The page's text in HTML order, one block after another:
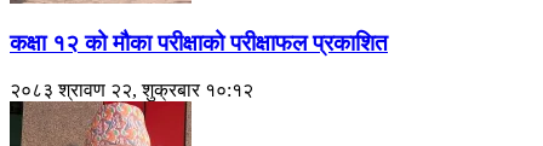
कक्षा १२ को मौका परीक्षाको परीक्षाफल प्रकाशित
२०८३ श्रावण २२, शुक्रबार १०:१२